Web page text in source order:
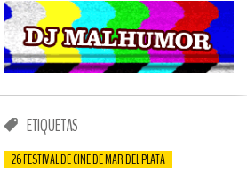
ETIQUETAS
26 FESTIVAL DE CINE DE MAR DEL PLATA